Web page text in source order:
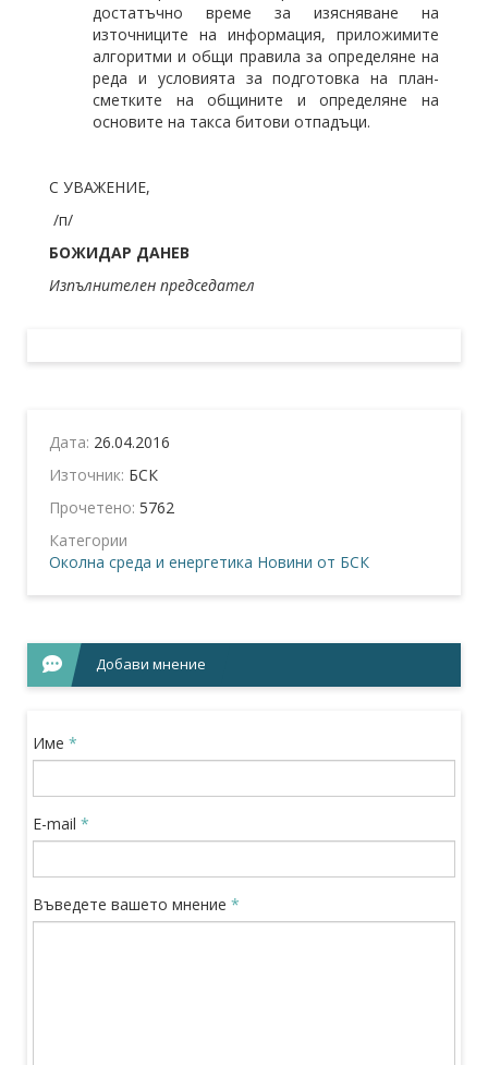
достатъчно време за изясняване на
източниците на информация, приложимите
алгоритми и общи правила за определяне на
реда и условията за подготовка на план-
сметките на общините и определяне на
основите на такса битови отпадъци.
С УВАЖЕНИЕ,
/п/
БОЖИДАР ДАНЕВ
Изпълнителен председател
Дата: 26.04.2016
Източник: БСК
Прочетено: 5762
Категории
Околна среда и енергетика Новини от БСК
Добави мнение
Име *
E-mail *
Въведете вашето мнение *